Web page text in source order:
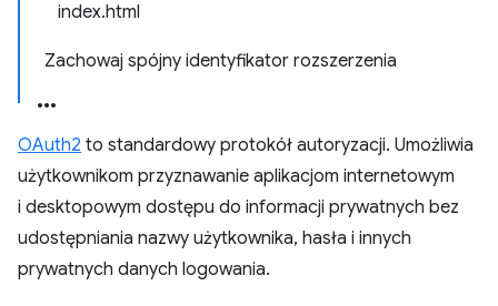
index.html
Zachowaj spójny identyfikator rozszerzenia
OAuth2 to standardowy protokół autoryzacji. Umożliwia
użytkownikom przyznawanie aplikacjom internetowym
i desktopowym dostępu do informacji prywatnych bez
udostępniania nazwy użytkownika, hasła i innych
prywatnych danych logowania.